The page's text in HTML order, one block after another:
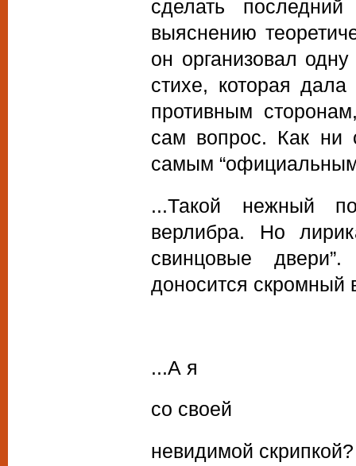
сделать
выяснению
он организовал
стихе, которая дала
противным
сам вопрос. Как ни
самым
...Такой нежный
верлибра. Но
свинцовые
доносится скромный
...А я
со своей
невидимой скрипкой?